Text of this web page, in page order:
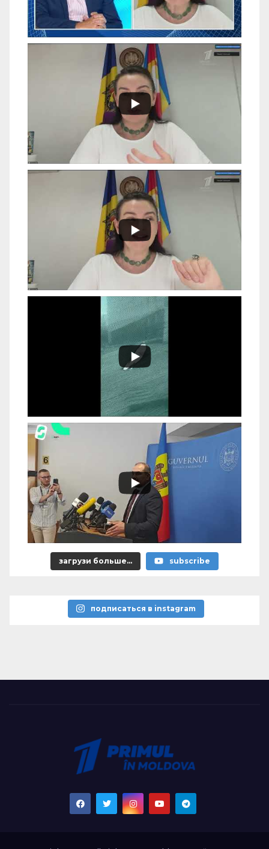
загрузи больше... subscribe
подписаться в instagram